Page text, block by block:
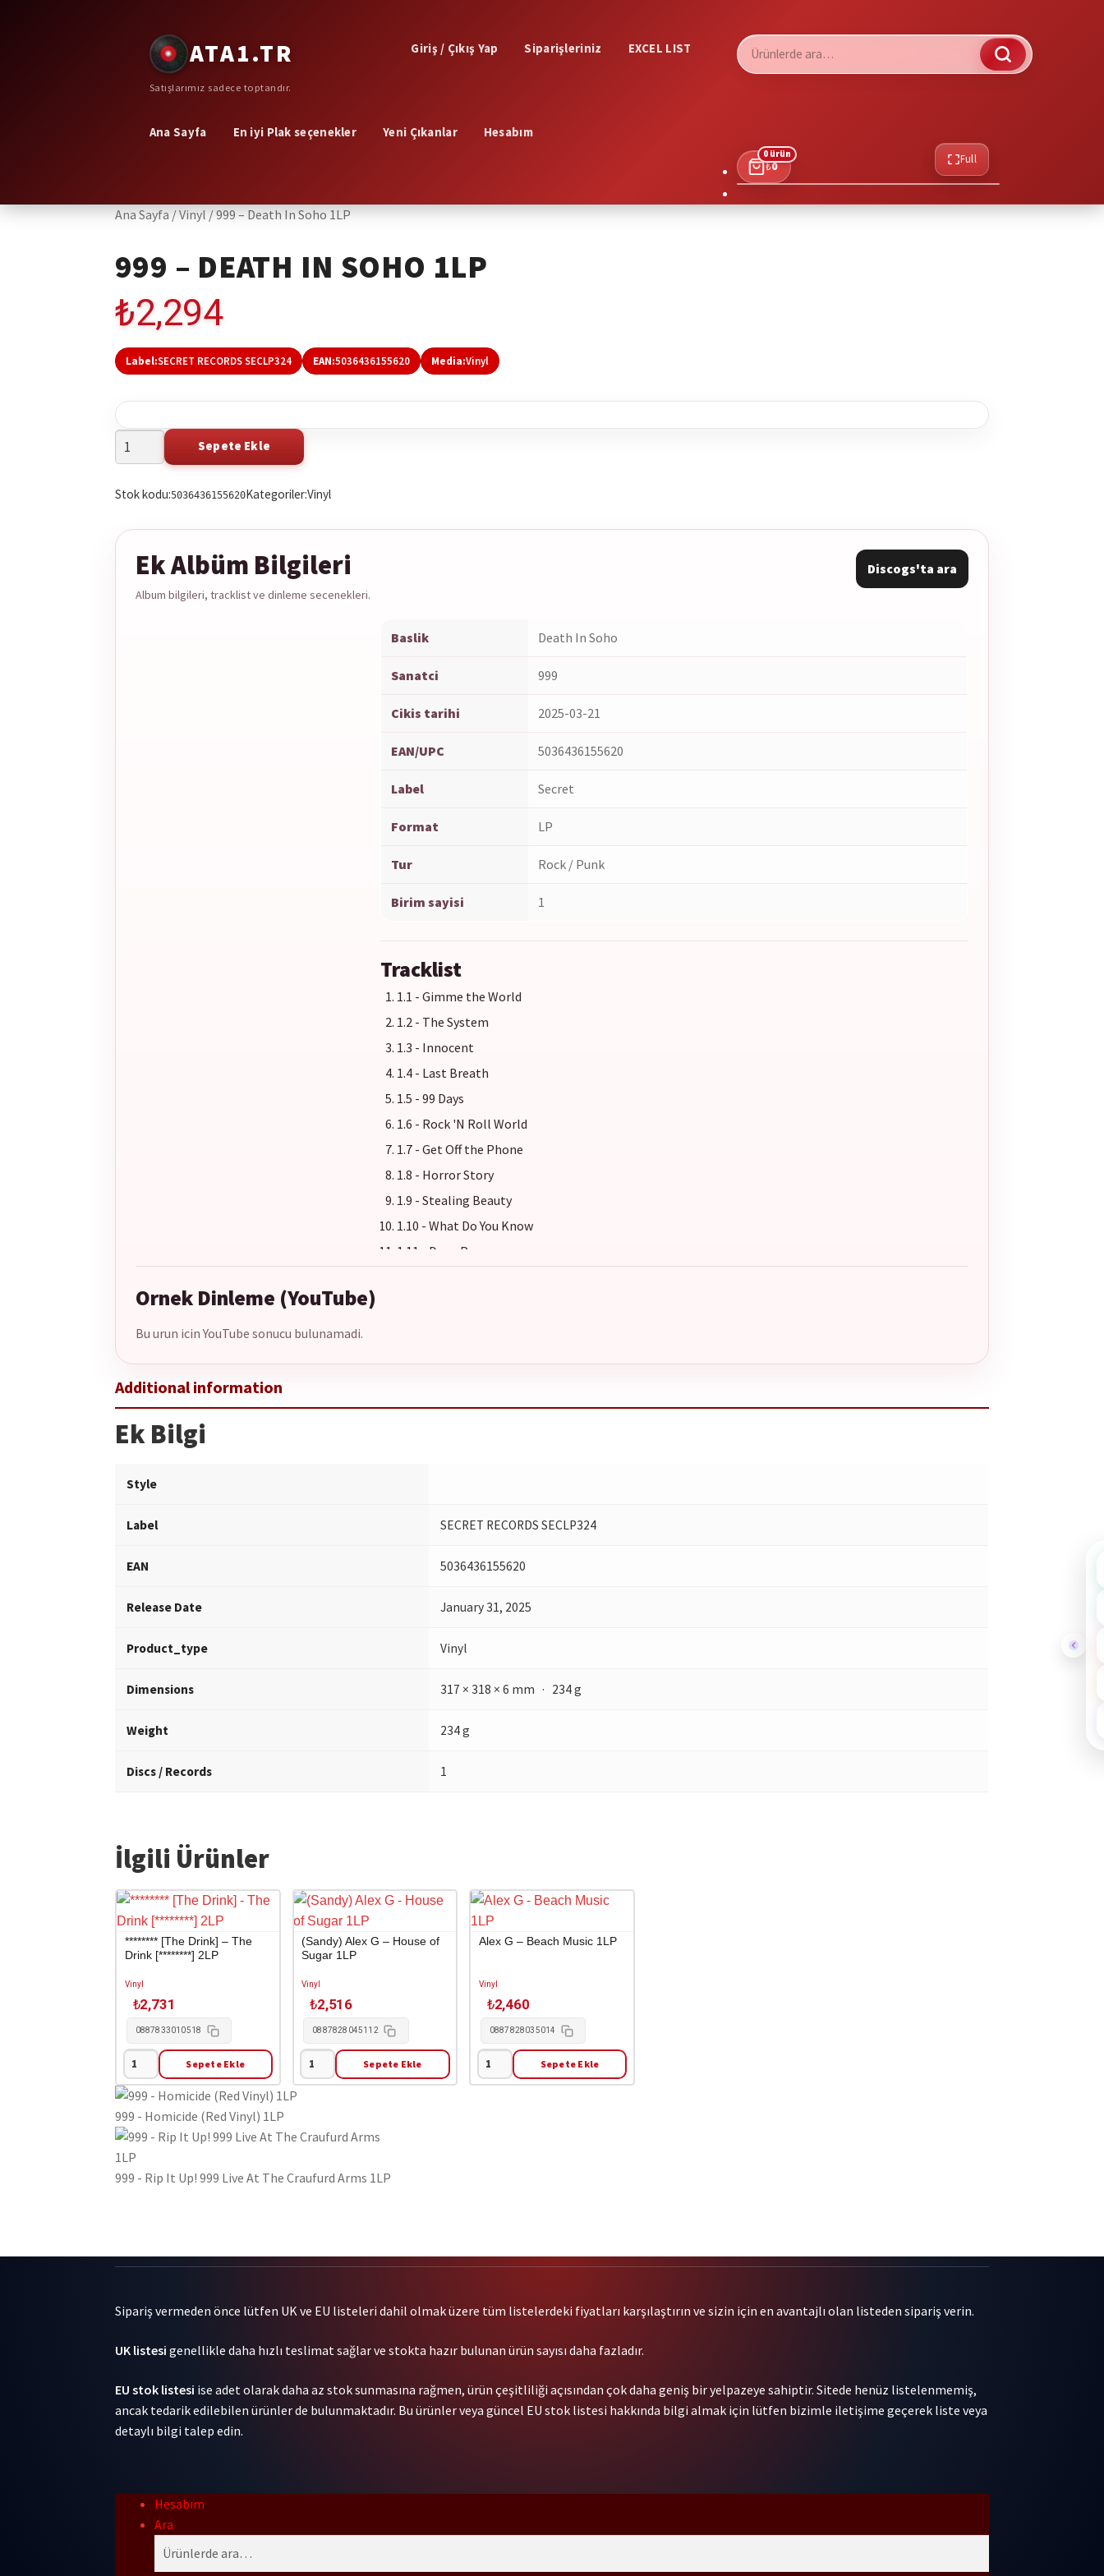
Dolaşıma
geç
İçeriğe
geç
ATA1.TR
Satışlarımız sadece toptandır.
Giriş / Çıkış Yap Siparişleriniz EXCEL LIST
Ara:
Ana Sayfa En iyi Plak seçenekler Yeni Çıkanlar Hesabım
₺0
0 ürün Full
Ana Sayfa /Vinyl /999 – Death In Soho 1LP
999 – DEATH IN SOHO 1LP
₺2,294
Label:SECRET RECORDS SECLP324 EAN:5036436155620 Media:Vinyl
999
-
In
1LP
adet
Sepete Ekle
product
Stok kodu:5036436155620Kategoriler:Vinyl
Ek Albüm Bilgileri
Album bilgileri, tracklist ve dinleme secenekleri.
Discogs'ta ara
Baslik Death In Soho
Sanatci 999
Cikis tarihi 2025-03-21
EAN/UPC 5036436155620
Label Secret
Format LP
Tur Rock / Punk
Birim sayisi 1
Tracklist
1.1 - Gimme the World
1.2 - The System
1.3 - Innocent
1.4 - Last Breath
1.5 - 99 Days
1.6 - Rock 'N Roll World
1.7 - Get Off the Phone
1.8 - Horror Story
1.9 - Stealing Beauty
1.10 - What Do You Know
1.11 - Deep Peace
Ornek Dinleme (YouTube)
Bu urun icin YouTube sonucu bulunamadi.
Ek Bilgi
Style
Label SECRET RECORDS SECLP324
EAN 5036436155620
Release Date January 31, 2025
Product_type Vinyl
Dimensions 317 × 318 × 6 mm · 234 g
Weight 234 g
Discs / Records 1
İlgili Ürünler
******** [The Drink] – The
Drink [********] 2LP
Vinyl
₺2,731
0887833010518
********
[The
Drink]
-
The
Drink
Sepete Ekle
(Sandy) Alex G – House of
Sugar 1LP
Vinyl
₺2,516
0887828045112
(Sandy)
-
of
Sepete Ekle
Alex G – Beach Music 1LP
Vinyl
₺2,460
0887828035014
Alex
Sepete Ekle
999 - Homicide (Red Vinyl) 1LP
999 - Rip It Up! 999 Live At The Craufurd Arms 1LP
Sipariş vermeden önce lütfen UK ve EU listeleri dahil olmak üzere tüm listelerdeki fiyatları karşılaştırın ve sizin için en avantajlı olan listeden sipariş verin.
UK listesi genellikle daha hızlı teslimat sağlar ve stokta hazır bulunan ürün sayısı daha fazladır.
EU stok listesi ise adet olarak daha az stok sunmasına rağmen, ürün çeşitliliği açısından çok daha geniş bir yelpazeye sahiptir. Sitede henüz listelenmemiş,
ancak tedarik edilebilen ürünler de bulunmaktadır. Bu ürünler veya güncel EU stok listesi hakkında bilgi almak için lütfen bizimle iletişime geçerek liste veya
detaylı bilgi talep edin.
Hesabım
Ara
Ara:
Ara